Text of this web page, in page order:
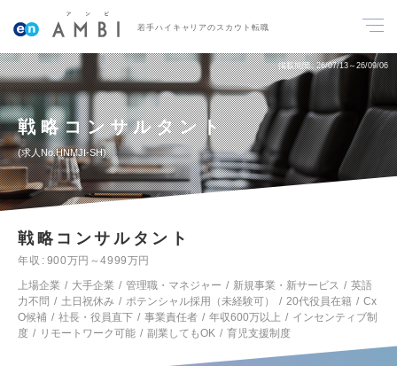
若手ハイキャリアのスカウト転職
掲載期間 26/07/13～26/09/06
戦略コンサルタント
求人No.HNMJI-SH
戦略コンサルタント
年収
900万円～4999万円
上場企業
大手企業 管理職・マネジャー 新規事業・新サービス
英語
力不問
土日祝休み ポテンシャル採用（未経験可） 20代役員在籍
Cx
O候補
社長・役員直下 事業責任者 年収600万以上
インセンティブ制
度
リモートワーク可能 副業してもOK 育児支援制度